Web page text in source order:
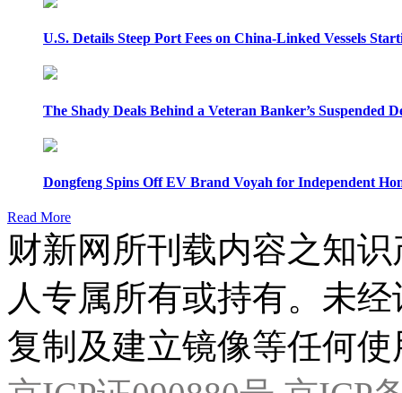
U.S. Details Steep Port Fees on China-Linked Vessels
The Shady Deals Behind a Veteran Banker’s Suspended
Dongfeng Spins Off EV Brand Voyah for Independent
Read More
财新网所刊载内容之知
人专属所有或持有。未
复制及建立镜像等任何使